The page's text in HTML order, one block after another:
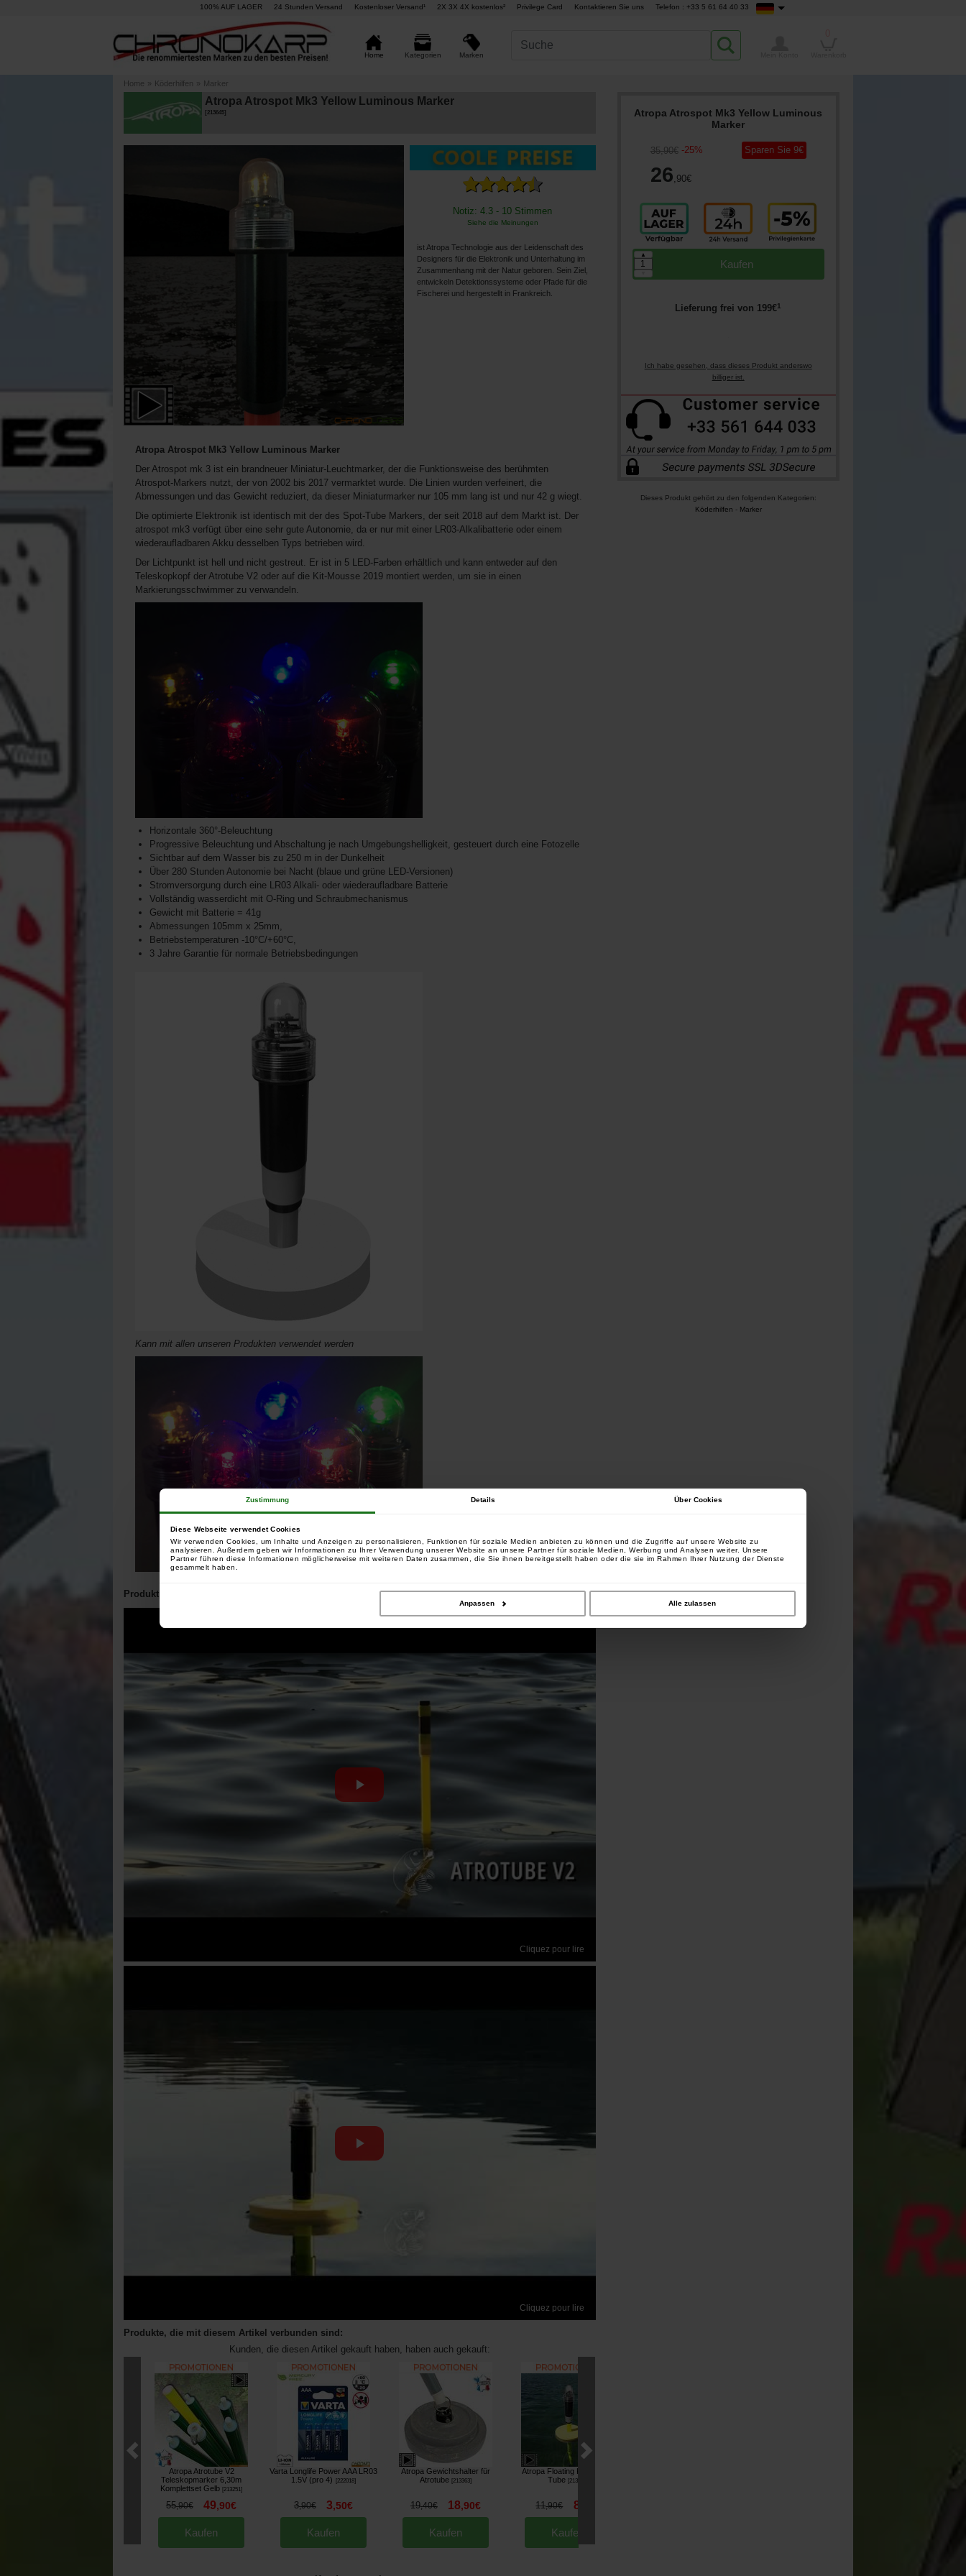
Zustimmung Details Über Cookies
Diese Webseite verwendet Cookies
Wir verwenden Cookies, um Inhalte und Anzeigen zu personalisieren, Funktionen für soziale Medien anbieten zu können und die Zugriffe auf unsere Website zu
analysieren. Außerdem geben wir Informationen zu Ihrer Verwendung unserer Website an unsere Partner für soziale Medien, Werbung und Analysen weiter. Unsere
Partner führen diese Informationen möglicherweise mit weiteren Daten zusammen, die Sie ihnen bereitgestellt haben oder die sie im Rahmen Ihrer Nutzung der Dienste
gesammelt haben.
Anpassen Alle zulassen
100% AUF LAGER 24 Stunden Versand Kostenloser Versand¹ 2X 3X 4X kostenlos² Privilege Card Kontaktieren Sie uns Telefon : +33 5 61 64 40 33
Home Kategorien Marken
Home » Köderhilfen » Marker
Atropa Atrospot Mk3 Yellow Luminous Marker
213645]
Notiz: 4.3 - 10 Stimmen
Siehe die Meinungen
ist Atropa Technologie aus der Leidenschaft des
Designers für die Elektronik und Unterhaltung im
Zusammenhang mit der Natur geboren. Sein Ziel,
entwickeln Detektionssysteme oder Pfade für die
Fischerei und hergestellt in Frankreich.
Atropa Atrospot Mk3 Yellow Luminous
Marker
35,90€ -25%
26,90€
Sparen Sie 9€
Kaufen
▲
Lieferung frei von 199€1
Ich habe gesehen, dass dieses Produkt anderswo
billiger ist.
Dieses Produkt gehört zu den folgenden Kategorien:
Köderhilfen - Marker
Atropa Atrospot Mk3 Yellow Luminous Marker
Der Atrospot mk 3 ist ein brandneuer Miniatur-Leuchtmarker, der die Funktionsweise des berühmten
Atrospot-Markers nutzt, der von 2002 bis 2017 vermarktet wurde. Die Linien wurden verfeinert, die
Abmessungen und das Gewicht reduziert, da dieser Miniaturmarker nur 105 mm lang ist und nur 42 g wiegt.
Die optimierte Elektronik ist identisch mit der des Spot-Tube Markers, der seit 2018 auf dem Markt ist. Der
atrospot mk3 verfügt über eine sehr gute Autonomie, da er nur mit einer LR03-Alkalibatterie oder einem
wiederaufladbaren Akku desselben Typs betrieben wird.
Der Lichtpunkt ist hell und nicht gestreut. Er ist in 5 LED-Farben erhältlich und kann entweder auf den
Teleskopkopf der Atrotube V2 oder auf die Kit-Mousse 2019 montiert werden, um sie in einen
Markierungsschwimmer zu verwandeln.
Horizontale 360°-Beleuchtung
Progressive Beleuchtung und Abschaltung je nach Umgebungshelligkeit, gesteuert durch eine Fotozelle
Sichtbar auf dem Wasser bis zu 250 m in der Dunkelheit
Über 280 Stunden Autonomie bei Nacht (blaue und grüne LED-Versionen)
Stromversorgung durch eine LR03 Alkali- oder wiederaufladbare Batterie
Vollständig wasserdicht mit O-Ring und Schraubmechanismus
Gewicht mit Batterie = 41g
Abmessungen 105mm x 25mm,
Betriebstemperaturen -10°C/+60°C,
3 Jahre Garantie für normale Betriebsbedingungen
Kann mit allen unseren Produkten verwendet werden
Produktpräsentation
Cliquez pour lire
Cliquez pour lire
Produkte, die mit diesem Artikel verbunden sind:
Kunden, die diesen Artikel gekauft haben, haben auch gekauft:
Atropa Atrotube V2
Teleskopmarker 6,30m
Komplettset Gelb [213251]
55,90€ 49,90€
Kaufen
Varta Longlife Power AAA LR03
1.5V (pro 4)
222018]
3,90€ 3,50€
Kaufen
Atropa Gewichtshalter für
Atrotube [213363]
19,40€ 18,90€
Kaufen
Atropa Floating Kit für Spot
Tube [213495
11,90€ 8
Kaufen